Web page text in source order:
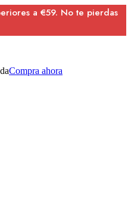
a €59. No te pierdas
Compra ahora